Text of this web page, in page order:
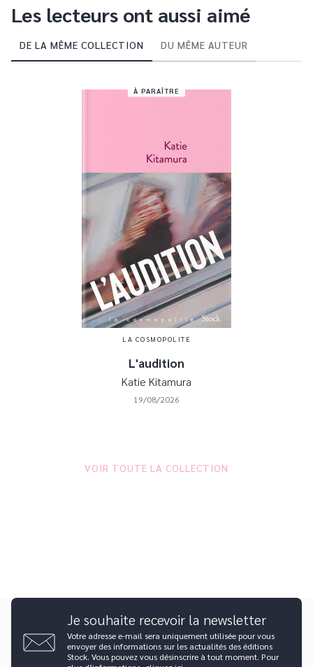
Les lecteurs ont aussi aimé
DE LA MÊME COLLECTION DU MÊME AUTEUR
À PARAÎTRE
LA COSMOPOLITE
L'audition
Katie Kitamura
19/08/2026
VOIR TOUTE LA COLLECTION
Je souhaite recevoir la newsletter
Votre adresse e-mail sera uniquement utilisée pour vous
envoyer des informations sur les actualités des éditions
Stock. Vous pouvez vous désinscrire à tout moment. Pour